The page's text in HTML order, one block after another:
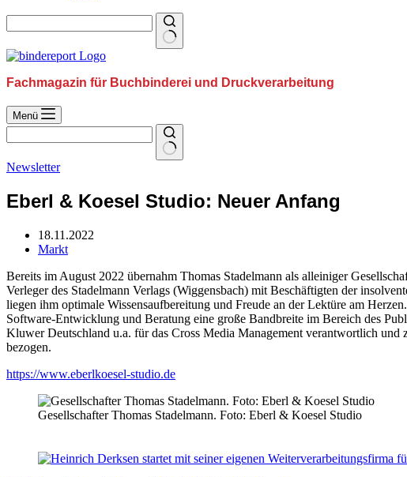
Fachmagazin für Buchbinderei und Druckverarbeitung
Menü
Newsletter
Eberl & Koesel Studio: Neuer Anfang
18.11.2022
Markt
Bereits im August 2022 übernahm Thomas Stadelmann als alleiniger
Verleger des Stadelmann Verlags (Wiggensbach) mit Beschäftigten der
liegen ihm optimale Wissensaufbereitung und Freude an der Lektüre am
Software-Entwicklung und Beratung eine große Bandbreite im Bereich des
Kluwer Deutschland u.a. für das Cross Media Management verantwortlich
bezogen.
https://www.eberlkoesel-studio.de
Gesellschafter Thomas Stadelmann. Foto: Eberl & Koesel Studio